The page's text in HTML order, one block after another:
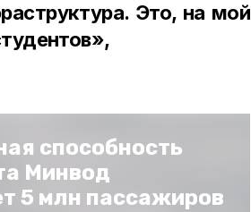
Это, на мой
способность
Минвод
5 млн пассажиров